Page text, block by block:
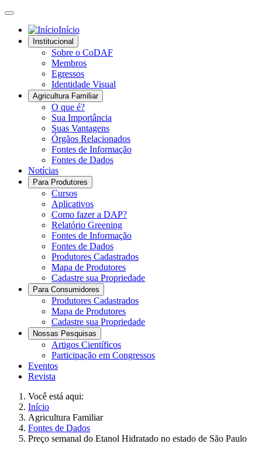
Início
Institucional
Sobre o CoDAF
Membros
Egressos
Identidade Visual
Agricultura Familiar
O que é?
Sua Importância
Suas Vantagens
Órgãos Relacionados
Fontes de Informação
Fontes de Dados
Notícias
Para Produtores
Cursos
Aplicativos
Como fazer a DAP?
Relatório Greening
Fontes de Informação
Fontes de Dados
Produtores Cadastrados
Mapa de Produtores
Cadastre sua Propriedade
Para Consumidores
Produtores Cadastrados
Mapa de Produtores
Cadastre sua Propriedade
Nossas Pesquisas
Artigos Científicos
Participação em Congressos
Eventos
Revista
Você está aqui:
Início
Agricultura Familiar
Fontes de Dados
Preço semanal do Etanol Hidratado no estado de São Paulo